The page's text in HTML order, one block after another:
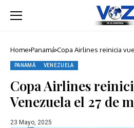
Home Panamá Copa Airlines reinicia
PANAMÁ VENEZUELA
Copa Airlines
Venezuela el 27 de
23 Mayo, 2025